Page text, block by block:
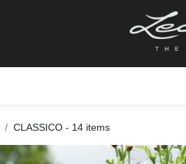
CLASSICO- 14 items